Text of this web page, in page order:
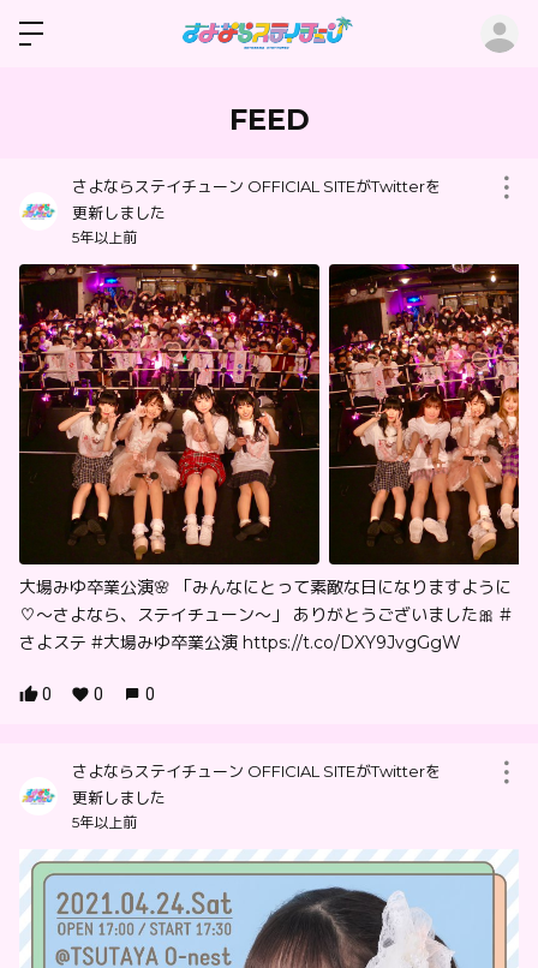
FEED
さよならステイチューン OFFICIAL SITEがTwitterを
更新しました
5年以上前
大場みゆ卒業公演🌸 「みんなにとって素敵な日になりますように
♡〜さよなら、ステイチューン〜」 ありがとうございました🎀 #
さよステ #大場みゆ卒業公演 https://t.co/DXY9JvgGgW
0 0 0
さよならステイチューン OFFICIAL SITEがTwitterを
更新しました
5年以上前